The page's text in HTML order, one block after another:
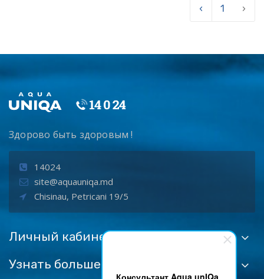
Консультант Aqua unIQa
‹ 1 ›
Здорово быть здоровым !
14024
site@aquauniqa.md
Chisinau, Petricani 19/5
Личный кабинет
Узнать больше: